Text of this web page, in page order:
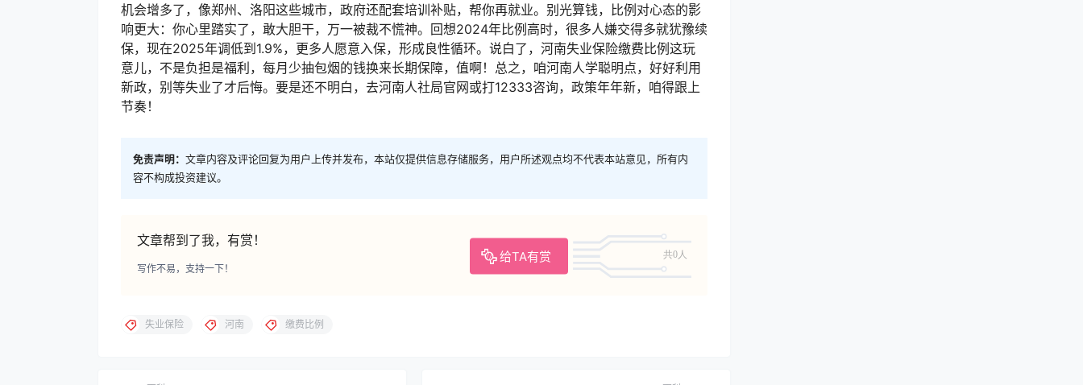
机会增多了，像郑州、洛阳这些城市，政府还配套培训补贴，帮你再就业。别光算钱，比例对心态的影
响更大：你心里踏实了，敢大胆干，万一被裁不慌神。回想2024年比例高时，很多人嫌交得多就犹豫续
保，现在2025年调低到1.9%，更多人愿意入保，形成良性循环。说白了，河南失业保险缴费比例这玩
意儿，不是负担是福利，每月少抽包烟的钱换来长期保障，值啊！总之，咱河南人学聪明点，好好利用
新政，别等失业了才后悔。要是还不明白，去河南人社局官网或打12333咨询，政策年年新，咱得跟上
节奏！
免责声明： 文章内容及评论回复为用户上传并发布，本站仅提供信息存储服务，用户所述观点均不代表本站意见，所有内
容不构成投资建议。
文章帮到了我，有赏！
给TA有赏 共0人
写作不易，支持一下！
失业保险 河南 缴费比例